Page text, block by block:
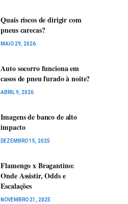
Quais riscos de dirigir com
pneus carecas?
MAIO 29, 2026
Auto socorro funciona em
casos de pneu furado à noite?
ABRIL 9, 2026
Imagens de banco de alto
impacto
DEZEMBRO 15, 2025
Flamengo x Bragantino:
Onde Assistir, Odds e
Escalações
NOVEMBRO 21, 2025